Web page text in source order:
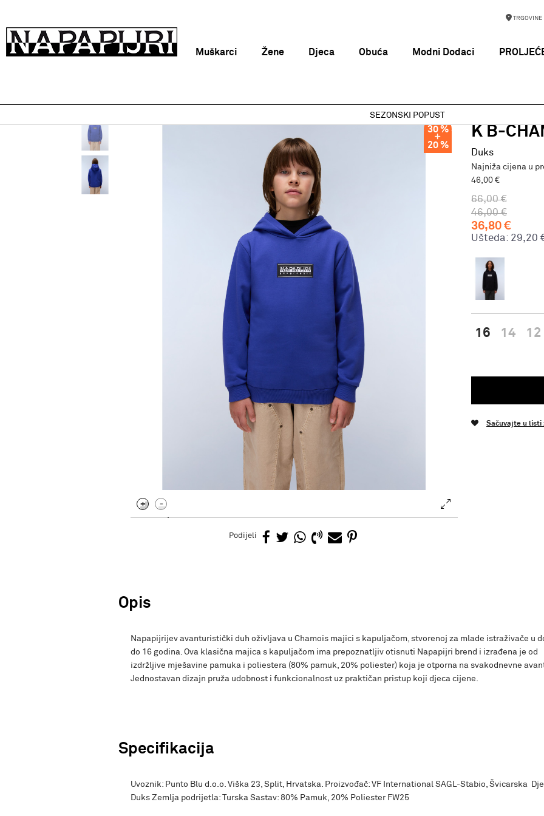
TRGOVINE
Muškarci Žene Djeca Obuća Modni Dodaci
SEZONSKI POPUST
.
30 %
20 %
Podijeli
K B-
Duks
Najniža cijena u
46,00 €
66,00 €
46,00 €
36,80 €
Ušteda: 29,20
16 14 12
Sačuvajte u listi
Opis
Napapijrijev avanturistički duh oživljava u Chamois majici s kapuljačom, stvorenoj za mlade istraživače u
do 16 godina. Ova klasična majica s kapuljačom ima prepoznatljiv otisnuti Napapijri brend i izrađena je od
izdržljive mješavine pamuka i poliestera (80% pamuk, 20% poliester) koja je otporna na svakodnevne
Jednostavan dizajn pruža udobnost i funkcionalnost uz praktičan pristup koji djeca cijene.
Specifikacija
Uvoznik: Punto Blu d.o.o. Viška 23, Split, Hrvatska. Proizvođač: VF International SAGL-Stabio, Švicarska
Duks Zemlja podrijetla: Turska Sastav: 80% Pamuk, 20% Poliester FW25